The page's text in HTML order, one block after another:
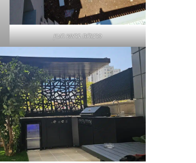
פרגולות בראש העין